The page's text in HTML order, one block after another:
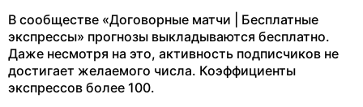
В сообществе «Договорные матчи | Бесплатные
экспрессы» прогнозы выкладываются бесплатно.
Даже несмотря на это, активность подписчиков не
достигает желаемого числа. Коэффициенты
экспрессов более 100.